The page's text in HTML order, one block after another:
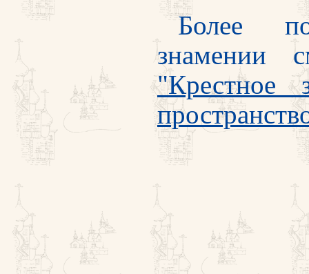
Более
знамении
"Крестное